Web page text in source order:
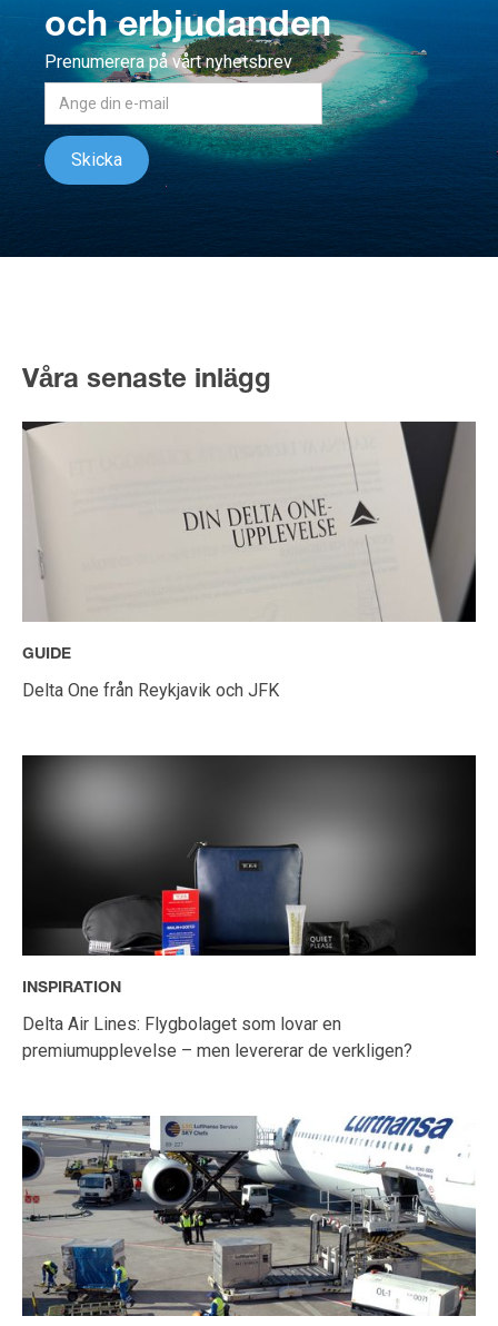
och erbjudanden
Prenumerera på vårt nyhetsbrev
Våra senaste inlägg
GUIDE
Delta One från Reykjavik och JFK
INSPIRATION
Delta Air Lines: Flygbolaget som lovar en
premiumupplevelse – men levererar de verkligen?